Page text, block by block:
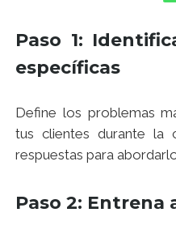
Paso 1:
específicas
Define los problemas
tus clientes durante la
respuestas para
Paso 2: Entrena